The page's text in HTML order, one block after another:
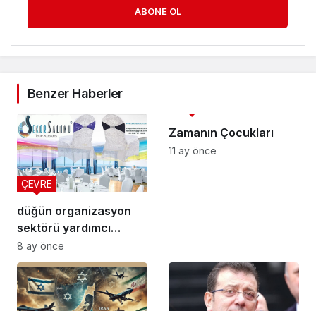
ABONE OL
Benzer Haberler
düğün organizasyon
sektörü yardımcı
uygulamalar
ÇEVRE
8 ay önce
Zamanın Çocukları
11 ay önce